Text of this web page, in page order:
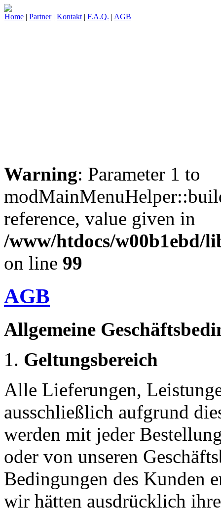
Home | Partner| Kontakt | F.A.Q. | AGB
Warning: Parameter 1 to
reference, value given in
/www/htdocs/w00b1ebd/
on line 99
AGB
Allgemeine
Geltungsbereich
Alle Lieferungen,
ausschließlich aufgrund
werden mit jeder
oder von unseren
Bedingungen des Kunden
wir hätten ausdrücklich